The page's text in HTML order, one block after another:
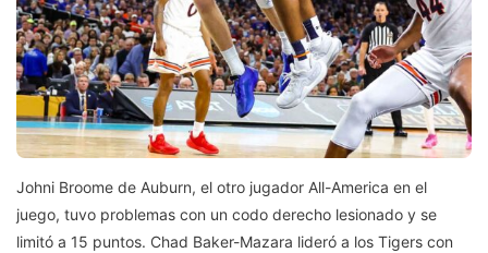
Johni Broome de Auburn, el otro jugador All-America en el
juego, tuvo problemas con un codo derecho lesionado y se
limitó a 15 puntos. Chad Baker-Mazara lideró a los Tigers con